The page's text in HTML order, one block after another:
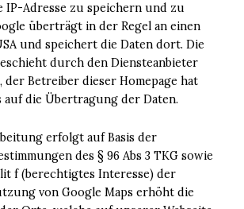
IP-Adresse zu speichern und zu
überträgt in der Regel an einen
und speichert die Daten dort. Die
durch den Diensteanbieter
der Betreiber dieser Homepage hat
auf die Übertragung der Daten.
erfolgt auf Basis der
des § 96 Abs 3 TKG sowie
lit f (berechtigtes Interesse) der
von Google Maps erhöht die